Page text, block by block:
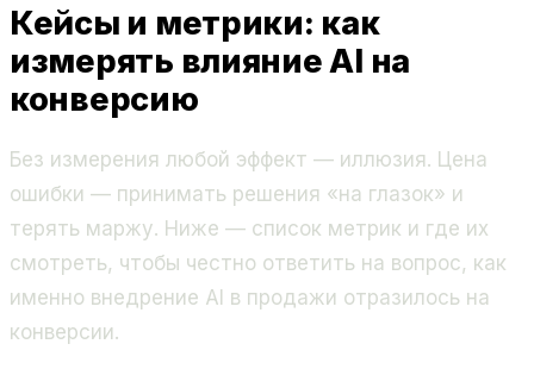
Кейсы и метрики: как
измерять влияние AI на
конверсию
Без измерения любой эффект — иллюзия. Цена
ошибки — принимать решения «на глазок» и
терять маржу. Ниже — список метрик и где их
смотреть, чтобы честно ответить на вопрос, как
именно внедрение AI в продажи отразилось на
конверсии.